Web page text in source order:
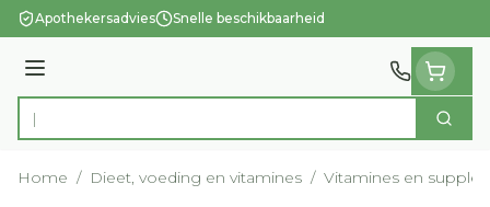
Ga naar de inhoud
Apothekersadvies Snelle beschikbaarheid
Menu
Product, merk, categorie... Zoek
Home / Dieet, voeding en vitamines / Vitamines en